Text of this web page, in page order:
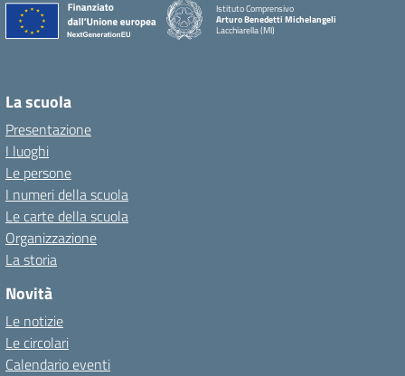
Istituto Comprensivo
Arturo Benedetti Michelangeli
Lacchiarella (MI)
La scuola
Presentazione
I luoghi
Le persone
I numeri della scuola
Le carte della scuola
Organizzazione
La storia
Novità
Le notizie
Le circolari
Calendario eventi